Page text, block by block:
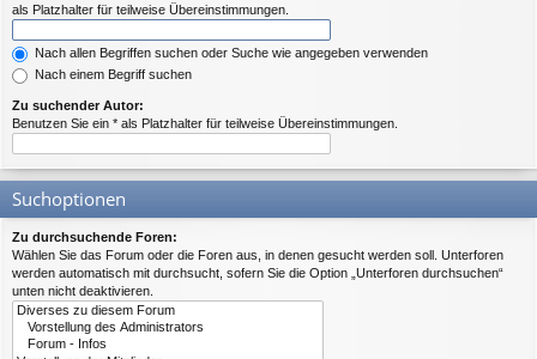
als Platzhalter für teilweise Übereinstimmungen.
Nach allen Begriffen suchen oder Suche wie angegeben verwenden
Nach einem Begriff suchen
Zu suchender Autor:
Benutzen Sie ein * als Platzhalter für teilweise Übereinstimmungen.
Suchoptionen
Zu durchsuchende Foren:
Wählen Sie das Forum oder die Foren aus, in denen gesucht werden soll. Unterforen
werden automatisch mit durchsucht, sofern Sie die Option „Unterforen durchsuchen“
unten nicht deaktivieren.